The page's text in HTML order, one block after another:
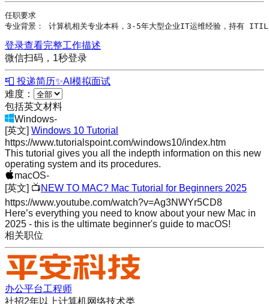
任职要求
专业背景： 计算机相关专业本科，3-5年大型企业IT运维经验，持
登录查看完整工作描述
微信扫码，1秒登录
📮 投递简历✨AI模拟面试
难度：
包括英文材料
Windows-
[英文] Windows 10 Tutorial
https://www.tutorialspoint.com/windows10/index.htm
This tutorial gives you all the indepth information on this new
operating system and its procedures.
macOS-
[英文] 📺NEW TO MAC? Mac Tutorial for Beginners 2025
https://www.youtube.com/watch?v=Ag3NWYr5CD8
Here’s everything you need to know about your new Mac in
2025 - this is the ultimate beginner's guide to macOS!
相关职位
办公平台工程师
社招2年以上计算机网络技术类